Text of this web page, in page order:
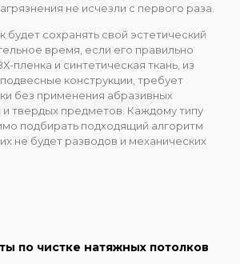
не исчезли с первого раза.
будет сохранять свой эстетический
время, если его правильно
пленка и синтетическая ткань, из
конструкции, требует
без применения абразивных
твердых предметов. Каждому типу
подбирать подходящий алгоритм
не будет разводов и механических
по чистке натяжных потолков